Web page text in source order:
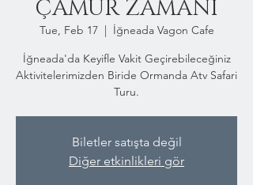
ÇAMUR ZAMANI
Tue, Feb 17
  |
İğneada Vagon Cafe
İğneada'da Keyifle Vakit Geçirebileceğiniz
Aktivitelerimizden Biride Ormanda Atv Safari
Turu.
Biletler satışta değil
Diğer etkinlikleri gör